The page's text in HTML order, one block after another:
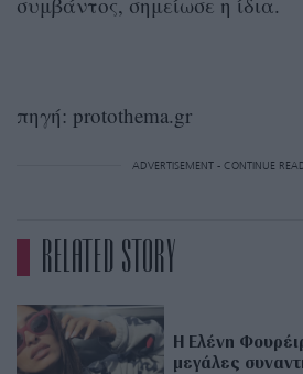
πηγή: protothema.gr
ADVERTISEMENT - CONTINUE
RELATED STORY
H Ελένη
μεγάλες